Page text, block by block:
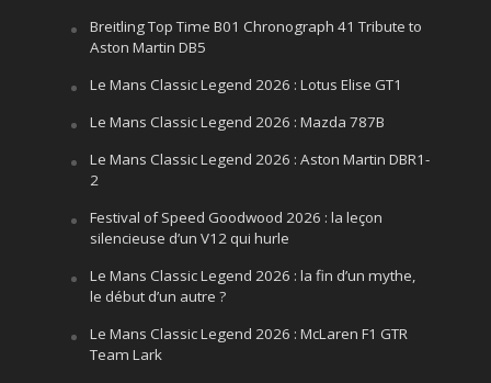
Breitling Top Time B01 Chronograph 41 Tribute to
Aston Martin DB5
Le Mans Classic Legend 2026 : Lotus Elise GT1
Le Mans Classic Legend 2026 : Mazda 787B
Le Mans Classic Legend 2026 : Aston Martin DBR1-
2
Festival of Speed Goodwood 2026 : la leçon
silencieuse d’un V12 qui hurle
Le Mans Classic Legend 2026 : la fin d’un mythe,
le début d’un autre ?
Le Mans Classic Legend 2026 : McLaren F1 GTR
Team Lark